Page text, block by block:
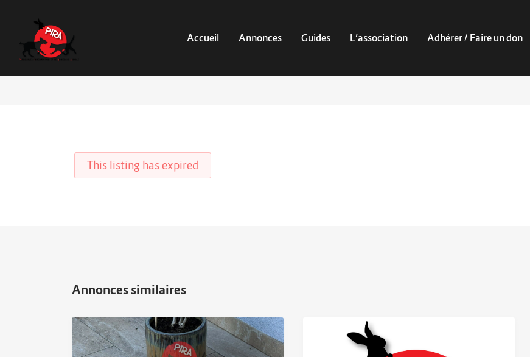
Accueil Annonces Guides L’association Adhérer / Faire un don
This listing has expired